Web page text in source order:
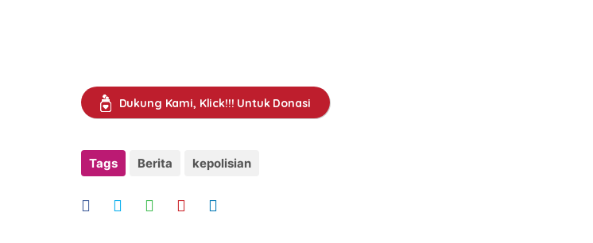
Dukung Kami, Klick!!! Untuk Donasi
Tags Berita kepolisian